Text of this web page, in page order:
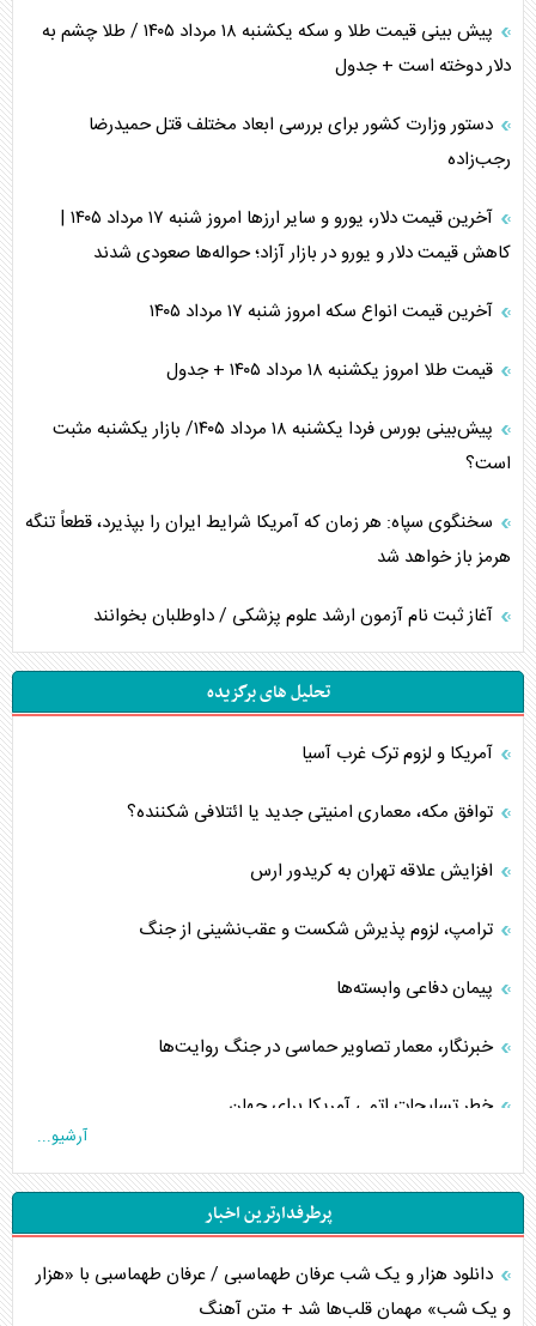
پیش بینی قیمت طلا و سکه یکشنبه ۱۸ مرداد ۱۴۰۵ / طلا چشم به
دلار دوخته است + جدول
دستور وزارت کشور برای بررسی ابعاد مختلف قتل حمیدرضا
رجب‌زاده
آخرین قیمت دلار، یورو و سایر ارز‌ها امروز شنبه ۱۷ مرداد ۱۴۰۵ |
کاهش قیمت دلار و یورو در بازار آزاد؛ حواله‌ها صعودی شدند
آخرین قیمت انواع سکه امروز شنبه ۱۷ مرداد ۱۴۰۵
قیمت طلا امروز یکشنبه ۱۸ مرداد ۱۴۰۵ + جدول
پیش‌بینی بورس فردا یکشنبه ۱۸ مرداد ۱۴۰۵/ بازار یکشنبه مثبت
است؟
سخنگوی سپاه: هر زمان که آمریکا شرایط ایران را بپذیرد، قطعاً تنگه
هرمز باز خواهد شد
آغاز ثبت نام آزمون ارشد علوم پزشکی / داوطلبان بخوانند
تحلیل های برگزیده
آمریکا و لزوم ترک غرب آسیا
توافق مکه، معماری امنیتی جدید یا ائتلافی شکننده؟
افزایش علاقه تهران به کریدور ارس
ترامپ، لزوم پذیرش شکست و عقب‌نشینی از جنگ
پیمان دفاعی‌ وابسته‌ها
خبرنگار، معمار تصاویر حماسی در جنگ روایت‌ها
خطر تسلیحات اتمی آمریکا برای جهان
جاده ابریشم فضایی/ نفوذ راهبردی و فرازمینی چین
انصارالله و تثبیت معادله «محاصره برابر محاصره»
آرشیو...
پرطرفدارترین اخبار
دانلود هزار و یک شب عرفان طهماسبی / عرفان طهماسبی با «هزار
و یک شب» مهمان قلب‌ها شد + متن آهنگ